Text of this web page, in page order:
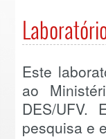
Este
ao
DES/UFV.
pesquisa e